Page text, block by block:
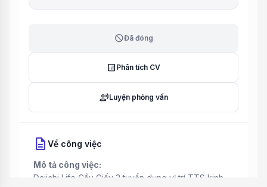
blockĐã đóng
analytics Phân tích CV
record_voice_overLuyện phỏng vấn
description Về công việc
Mô tả công việc:
Daiichi Life Cầu Giấy 3 tuyển dụng vị trí TTS kinh